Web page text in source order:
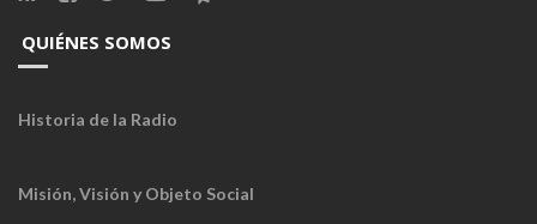
QUIÉNES SOMOS
Historia de la Radio
Misión, Visión y Objeto Social